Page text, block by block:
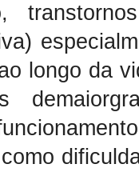
longo da